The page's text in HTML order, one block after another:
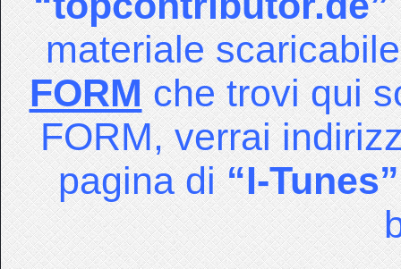
materiale
FORMche trovi qui
FORM, verrai
pagina di“I-Tunes”